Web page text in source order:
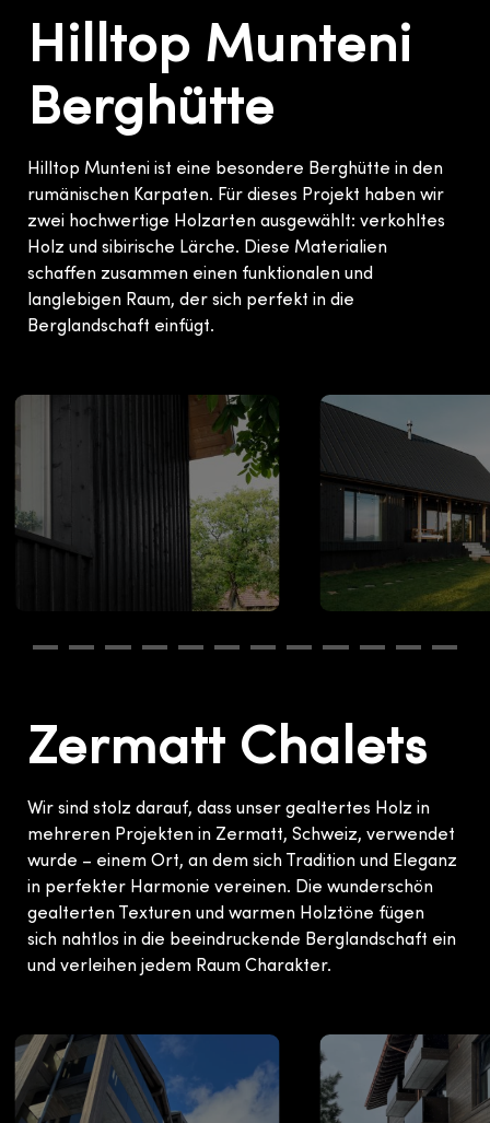
Hilltop Munteni
Berghütte
Hilltop Munteni ist eine besondere Berghütte in den
rumänischen Karpaten. Für dieses Projekt haben wir
zwei hochwertige Holzarten ausgewählt: verkohltes
Holz und sibirische Lärche. Diese Materialien
schaffen zusammen einen funktionalen und
langlebigen Raum, der sich perfekt in die
Berglandschaft einfügt.
Zermatt Chalets
Wir sind stolz darauf, dass unser gealtertes Holz in
mehreren Projekten in Zermatt, Schweiz, verwendet
wurde – einem Ort, an dem sich Tradition und Eleganz
in perfekter Harmonie vereinen. Die wunderschön
gealterten Texturen und warmen Holztöne fügen
sich nahtlos in die beeindruckende Berglandschaft ein
und verleihen jedem Raum Charakter.